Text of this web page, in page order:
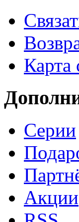
Карта
Серии
Акции